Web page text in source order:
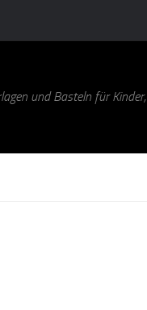
und Basteln für Kinder,